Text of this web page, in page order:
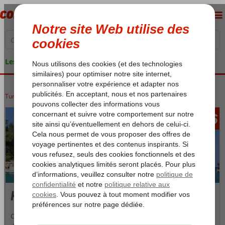
Les garanties de vacances
Turquie Riviera Turque Kemer
àpd 356
Kemer
Cet ancien petit port de pêche a connu depuis quelques années un